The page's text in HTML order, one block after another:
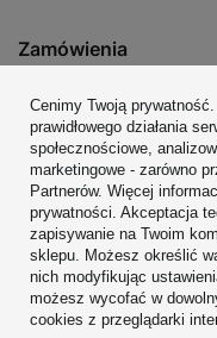
Zamówienia
Regulaminy
Zobacz również
W sklepie
Cenimy Twoją
prawidłowego działania
społecznościowe,
marketingowe - zarówno
Partnerów. Więcej
prywatności. Akceptacja
zapisywanie na Twoim
sklepu. Możesz określić
nich modyfikując
możesz wycofać w
cookies z przeglądarki